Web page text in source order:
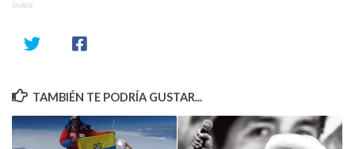
SHARE
TAMBIÉN TE PODRÍA GUSTAR...